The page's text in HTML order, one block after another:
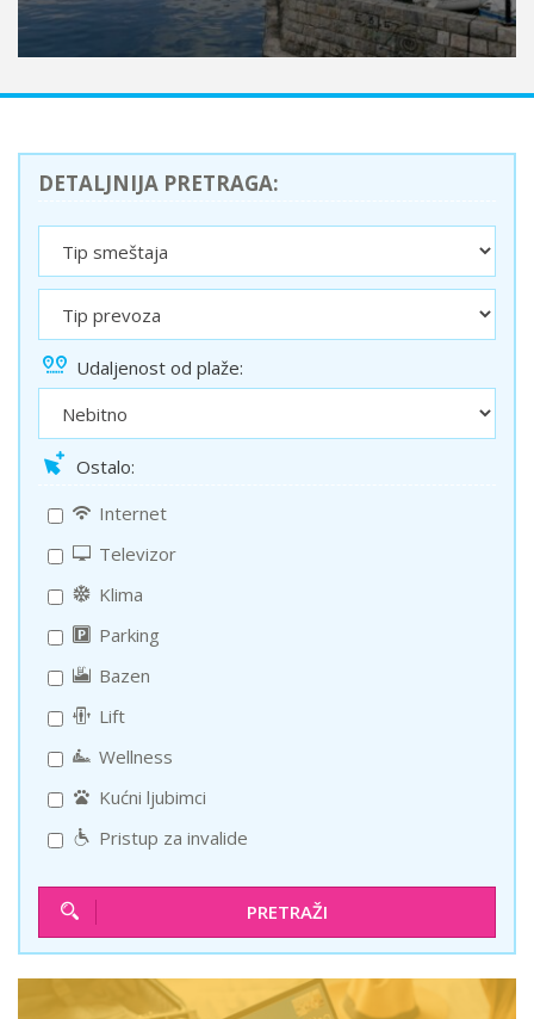
DETALJNIJA PRETRAGA:
Udaljenost od plaže:
Ostalo:
Internet
Televizor
Klima
Parking
Bazen
Lift
Wellness
Kućni ljubimci
Pristup za invalide
PRETRAŽI